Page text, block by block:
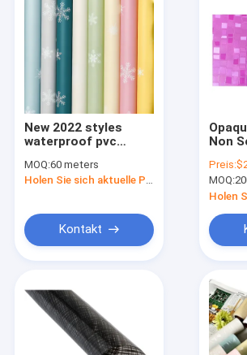
New 2022 styles
waterproof pvc
living room bedroom
background wall pvc
MOQ:60 meters
Holen Sie sich aktuelle Preis
Kontakt
Non
High
For
Preis:
MOQ: